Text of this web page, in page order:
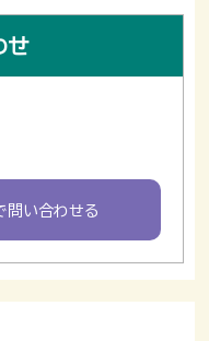
せ
問い合わせる